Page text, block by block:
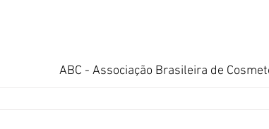
ABC - Associação Brasileira de